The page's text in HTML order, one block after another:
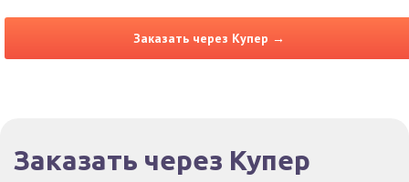
Заказать через Купер →
Заказать через Купер